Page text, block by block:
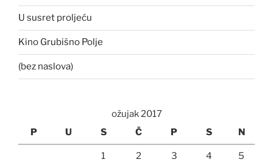
U susret proljeću
Kino Grubišno Polje
(bez naslova)
ožujak 2017
P
U S Č P S N
1 2 3 4 5